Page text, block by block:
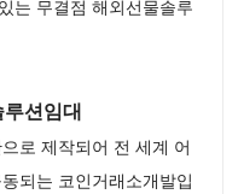
는 무결점 해외선물솔루
션임대
로 제작되어 전 세계 어
되는 코인거래소개발입